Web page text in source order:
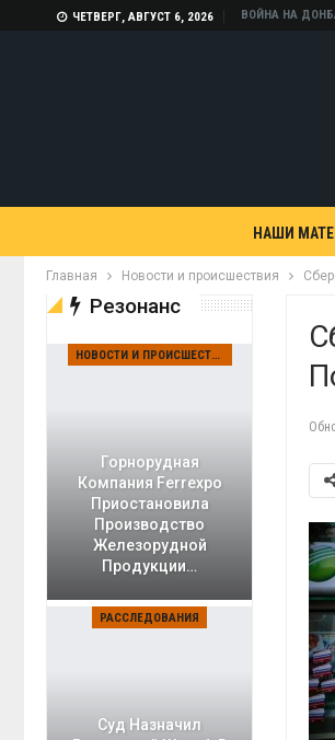
ЧЕТВЕРГ, АВГУСТ 6, 2026 ВОЙНА НА
НАШИ
Главная Новости и происшествия
Резонанс
НОВОСТИ И ПРОИСШЕСТВИЯ
Горнорудная
Компания Ferrexpo
Приостановила
Производство
Железорудной
Продукции…
РАССЛЕДОВАНИЯ
Суд Назначил